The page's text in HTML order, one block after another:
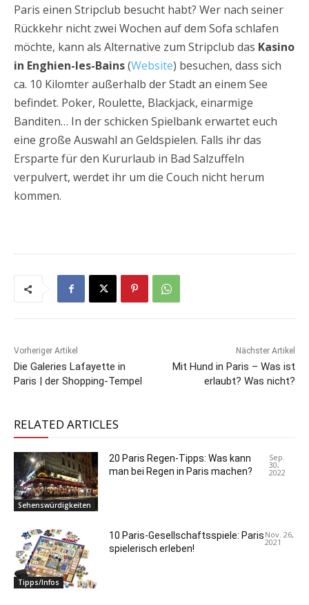
Paris einen Stripclub besucht habt? Wer nach seiner
Rückkehr nicht zwei Wochen auf dem Sofa schlafen
möchte, kann als Alternative zum Stripclub das Kasino
in Enghien-les-Bains(Website) besuchen, dass sich
ca. 10 Kilomter außerhalb der Stadt an einem See
befindet. Poker, Roulette, Blackjack, einarmige
Banditen… In der schicken Spielbank erwartet euch
eine große Auswahl an Geldspielen. Falls ihr das
Ersparte für den Kururlaub in Bad Salzuffeln
verpulvert, werdet ihr um die Couch nicht herum
kommen.
Vorheriger Artikel
Die Galeries Lafayette in
Paris | der Shopping-Tempel
Nächster Artikel
Mit Hund in Paris – Was ist
erlaubt? Was nicht?
RELATED ARTICLES
Sehenswürdigkeiten
20 Paris Regen-Tipps: Was kann
man bei Regen in Paris machen?
Sep.
30,
2022
Tipps/Infos
10 Paris-Gesellschaftsspiele: Paris
spielerisch erleben!
Nov. 26,
2021